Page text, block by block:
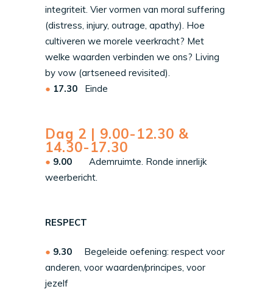
integriteit. Vier vormen van moral suffering
(distress, injury, outrage, apathy). Hoe
cultiveren we morele veerkracht? Met
welke waarden verbinden we ons? Living
by vow (artseneed revisited).
17.30 Einde
Dag 2 | 9.00-12.30 &
14.30-17.30
9.00
Ademruimte. Ronde innerlijk
weerbericht.
RESPECT
9.30 Begeleide oefening: respect voor
anderen, voor waarden/principes, voor
jezelf